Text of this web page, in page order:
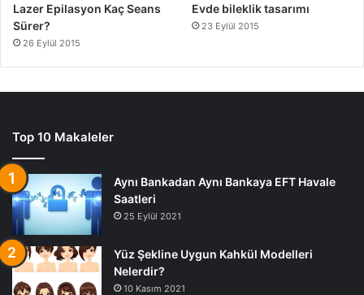
Lazer Epilasyon Kaç Seans
Sürer?
26 Eylül 2015
Evde bileklik tasarımı
23 Eylül 2015
Top 10 Makaleler
Aynı Bankadan Aynı Bankaya EFT Havale
Saatleri
25 Eylül 2021
Yüz Şekline Uygun Kahkül Modelleri
Nelerdir?
10 Kasım 2021